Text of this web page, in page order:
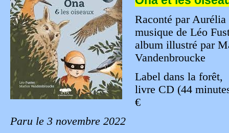
Raconté par
musique de Léo
album illustré par
Vandenbroucke
Label dans la forêt,
livre CD (44
€
Paru le 3 novembre 2022